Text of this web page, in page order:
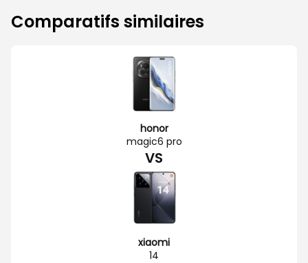
Comparatifs similaires
honor
magic6 pro
VS
xiaomi
14